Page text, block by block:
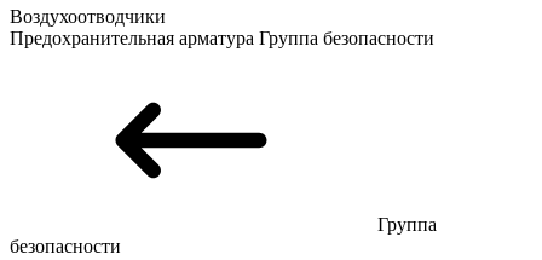
Воздухоотводчики
Предохранительная арматура Группа безопасности
Группа
безопасности